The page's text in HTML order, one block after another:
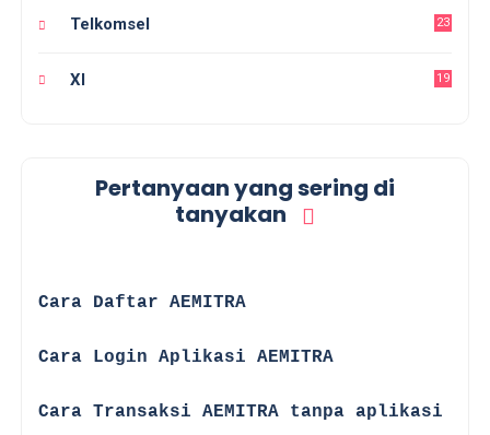
Telkomsel 23
Xl 19
Pertanyaan yang sering di
tanyakan
Cara Daftar AEMITRA
Cara Login Aplikasi AEMITRA
Cara Transaksi AEMITRA tanpa aplikasi